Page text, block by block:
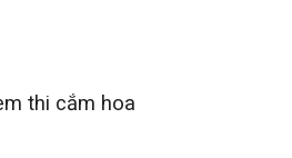
thi cắm hoa